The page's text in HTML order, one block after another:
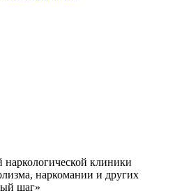
клиники
наркомании и других
шаг»